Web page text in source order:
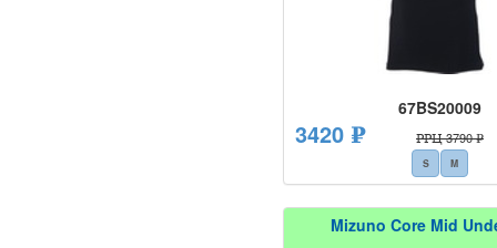
67BS20009
3420 ₽ РРЦ 3790 ₽
S M
Mizuno Core Mid